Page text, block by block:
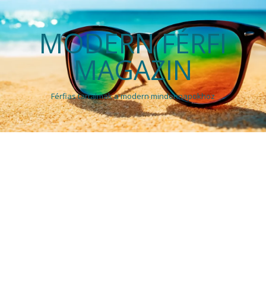
MODERN FÉRFI
MAGAZIN
Férfias tartalmak a modern mindennapokhoz